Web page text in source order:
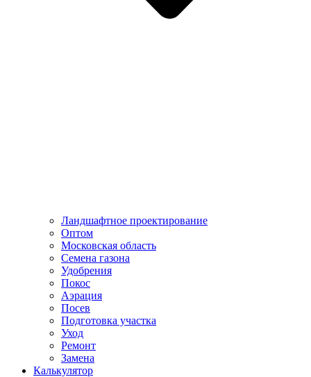
Ландшафтное проектирование
Оптом
Московская область
Семена газона
Удобрения
Покос
Аэрация
Посев
Подготовка участка
Уход
Ремонт
Замена
Калькулятор